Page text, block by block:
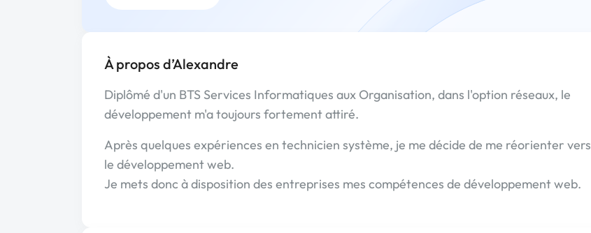
À propos d’Alexandre
Diplômé d'un BTS Services Informatiques aux Organisation, dans l'option réseaux, le
développement m'a toujours fortement attiré.
Après quelques expériences en technicien système, je me décide de me réorienter vers
le développement web.
Je mets donc à disposition des entreprises mes compétences de développement web.